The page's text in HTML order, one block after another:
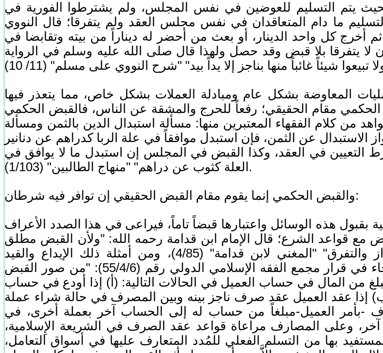
يتم التسليم للعوضين في نفس المجلس، ولم يشترطوا الفورية في
ما دام المتعاقدان في نفس مجلس العقد ولم يتفرقا؛ قال النووي
ثم أخرج كل واحد الدينار، أو بعث من أحضر له ديناراً من بيته وتقابضا في
لا يتفرقا بلا قبض وقد حصل ولهذا قال صلى الله عليه وسلم في الرواية
المعاوضة بشكل عام ومبادلة العملات بشكل خاص، مما يتعذر فيها
الحكمي مقام الحقيقي؛ رفعاً للحرج والمشقة عن الناس، فالقبض الحكمي
من كلام الفقهاء المعتبرين منها: مسألة استبدال الدين بالثمن ومسألة
الاستبدال عن الثمن، فإن استبدل موافقاً في علة الربا كدراهم عن دنانير
التعيين في العقد، وكذا القبض في المجلس إن استبدل ما لا يوافق في
العلة كثوب عن دراهم" "منهاج الطالبين" (1/103).
والقبض الحكمي إنما يقوم مقام القبض الحقيقي إن توافر فيه شرطان:
بقبول هذه الوسائل واعتبارها قبضاً تاماً، فيراعى في هذا الصدد الأعراف
مع قواعد الشرع؛ قال الإمام ابن قدامة رحمه الله: "ولأن القبض مطلق
في الشرع، فيجب الرجوع فيه إلى العرف كالإحراز والتفرق" "المغني لابن قدامة" (4/85)، ومن أمثلة ذلك الإيداع والقيد
المصرفي والشيكات ذات الرصيد القابلة للسحب؛ جاء في قرار مجمع الفقه الإسلامي الدولي رقم (55/4/6): "من صور القبض
1-القيد المصرفي لمبلغ من المال في حساب العميل في الحالات التالية: (أ) إذا أودع في حساب
إذا عقد العميل عقد صرف ناجز بينه وبين المصرف في حالة شراء عملة
-بأمر العميل-مبلغاً من حساب له إلى الحساب آخر بعملة أخرى، في
وعلى المصارف مراعاة قواعد عقد الصرف في الشريعة الإِسلامية،
بها من التسلم الفعلي للمُدد المتعارف عليها في أسواق التعامل،